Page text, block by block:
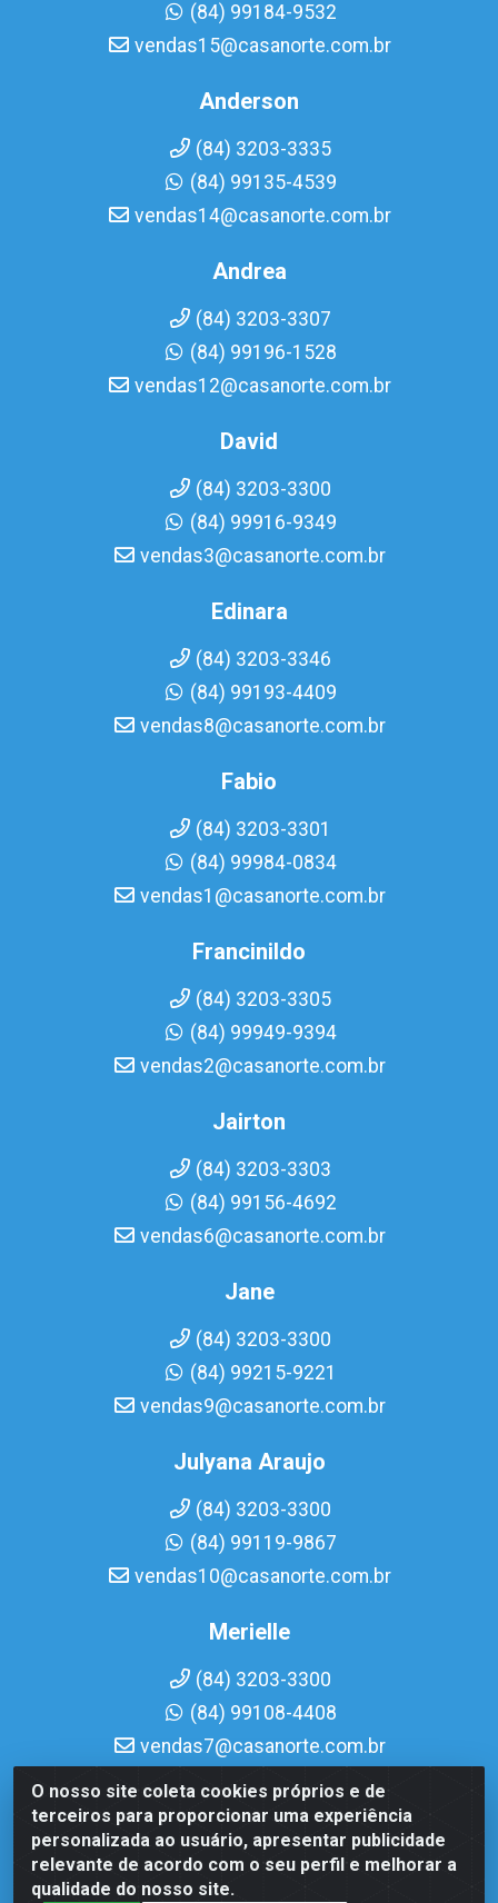
O nosso site coleta cookies próprios e de
terceiros para proporcionar uma experiência
personalizada ao usuário, apresentar publicidade
relevante de acordo com o seu perfil e melhorar a
qualidade do nosso site.
(84) 99184-9532
vendas15@casanorte.com.br
Anderson
(84) 3203-3335
(84) 99135-4539
vendas14@casanorte.com.br
Andrea
(84) 3203-3307
(84) 99196-1528
vendas12@casanorte.com.br
David
(84) 3203-3300
(84) 99916-9349
vendas3@casanorte.com.br
Edinara
(84) 3203-3346
(84) 99193-4409
vendas8@casanorte.com.br
Fabio
(84) 3203-3301
(84) 99984-0834
vendas1@casanorte.com.br
Francinildo
(84) 3203-3305
(84) 99949-9394
vendas2@casanorte.com.br
Jairton
(84) 3203-3303
(84) 99156-4692
vendas6@casanorte.com.br
Jane
(84) 3203-3300
(84) 99215-9221
vendas9@casanorte.com.br
Julyana Araujo
(84) 3203-3300
(84) 99119-9867
vendas10@casanorte.com.br
Merielle
(84) 3203-3300
(84) 99108-4408
vendas7@casanorte.com.br
Casa Norte LTDA - Av. Interventor Mário Câmara, 1815 -
Dix-Sept Rosado, Natal/RN - CEP 59054-600 - CNPJ
08.713.513/0001-51